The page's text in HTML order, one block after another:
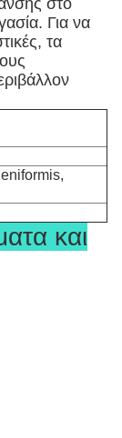
στο
Για να
τα
και